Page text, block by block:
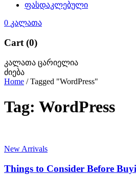
ფასდაკლებული
0 კალათა
Cart (0)
კალათა ცარიელია
ძიება
Home / Tagged "WordPress"
Tag: WordPress
New Arrivals
Things to Consider Before